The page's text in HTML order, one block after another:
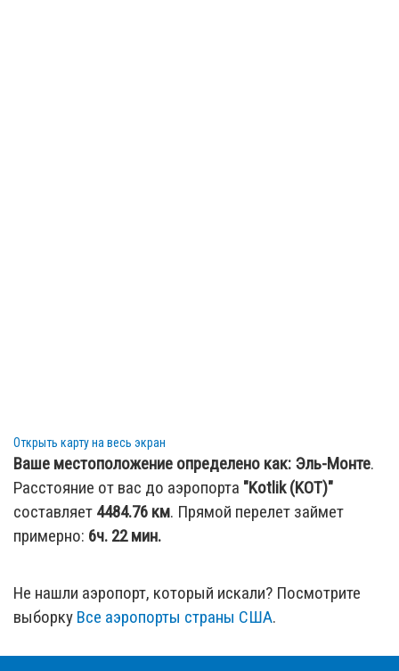
Открыть карту на весь экран
Ваше местоположение определено как: Эль-Монте.
Расстояние от вас до аэропорта "Kotlik (KOT)"
составляет 4484.76 км. Прямой перелет займет
примерно: 6ч. 22 мин.
Не нашли аэропорт, который искали? Посмотрите
выборку Все аэропорты страны США.